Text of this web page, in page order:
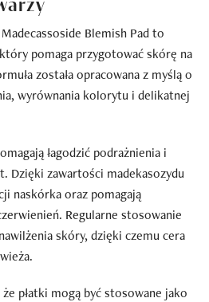
Blemish Pad to
pomaga przygotować skórę na
została opracowana z myślą o
wyrównania kolorytu i delikatnej
łagodzić podrażnienia i
Dzięki zawartości madekasozydu
naskórka oraz pomagają
Regularne stosowanie
skóry, dzięki czemu cera
płatki mogą być stosowane jako